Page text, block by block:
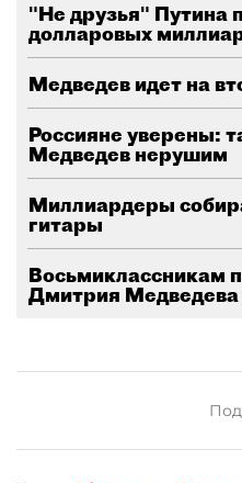
"Не друзья" Путина
долларовых
Медведев идет на
Россияне уверены:
Медведев нерушим
Миллиардеры
гитары
Восьмиклассникам
Дмитрия Медведева